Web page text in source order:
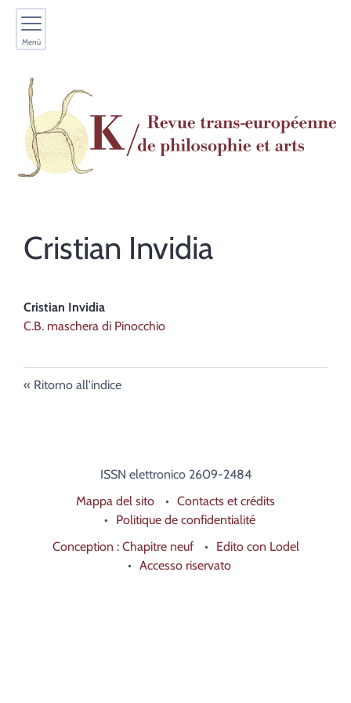
Menù
Cristian Invidia
Cristian Invidia
C.B. maschera di Pinocchio
Ritorno all'indice
ISSN elettronico 2609-2484
Mappa del sito
Contacts et crédits
Politique de confidentialité
Conception : Chapitre neuf
Edito con Lodel
Accesso riservato